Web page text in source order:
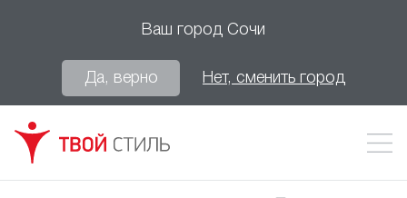
Ваш город Сочи
Да, верно Нет, сменить город